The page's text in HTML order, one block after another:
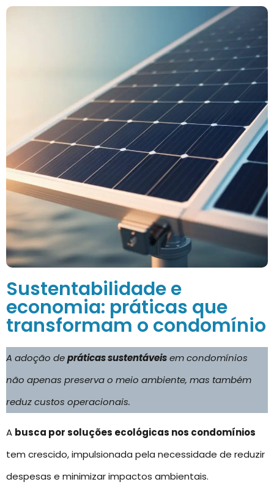
Sustentabilidade e
economia: práticas que
transformam o condomínio
A adoção depráticas sustentáveisem condomínios
não apenas preserva o meio ambiente, mas também
reduz custos operacionais.
A busca por soluções ecológicas nos condomínios
tem crescido, impulsionada pela necessidade de reduzir
despesas e minimizar impactos ambientais.